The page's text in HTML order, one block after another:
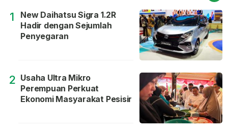
1
New Daihatsu Sigra 1.2R
Hadir dengan Sejumlah
Penyegaran
2 Usaha Ultra Mikro
Perempuan Perkuat
Ekonomi Masyarakat Pesisir